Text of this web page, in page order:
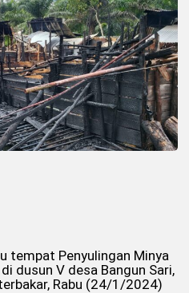
tempat Penyulingan Minya
dusun V desa Bangun Sari,
Rabu (24/1/2024)